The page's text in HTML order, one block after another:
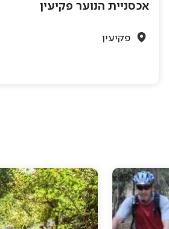
אכסניית הנוער פקיעין
פקיעין